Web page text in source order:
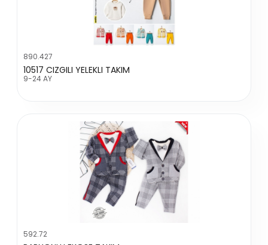
890.427
10517 CIZGILI YELEKLI TAKIM
9-24 AY
592.72